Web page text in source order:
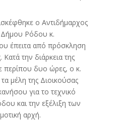
ο Αντιδήμαρχος
Δήμου Ρόδου κ.
έπειτα από πρόσκληση
την διάρκεια της
περίπου δυο ώρες, ο κ.
μέλη της Διοικούσας
για το τεχνικό
και την εξέλιξη των
αρχή.